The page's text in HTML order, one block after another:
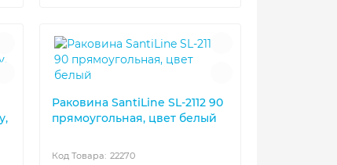
Раковина SantiLine SL-2112 90
прямоугольная, цвет белый
22270